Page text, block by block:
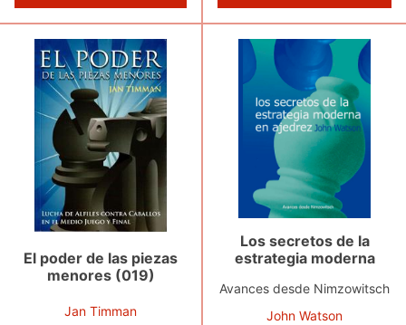
El poder de las piezas
menores (019)
Jan Timman
Los secretos de la
estrategia moderna
Avances desde Nimzowitsch
John Watson